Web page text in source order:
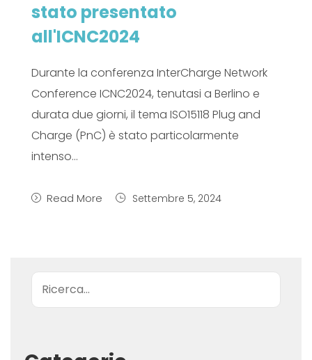
stato presentato
all'ICNC2024
Durante la conferenza InterCharge Network
Conference ICNC2024, tenutasi a Berlino e
durata due giorni, il tema ISO15118 Plug and
Charge (PnC) è stato particolarmente
intenso...
Read More Settembre 5, 2024
Ricerca